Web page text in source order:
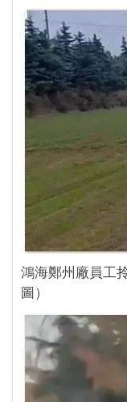
鴻海鄭州廠員工
圖）